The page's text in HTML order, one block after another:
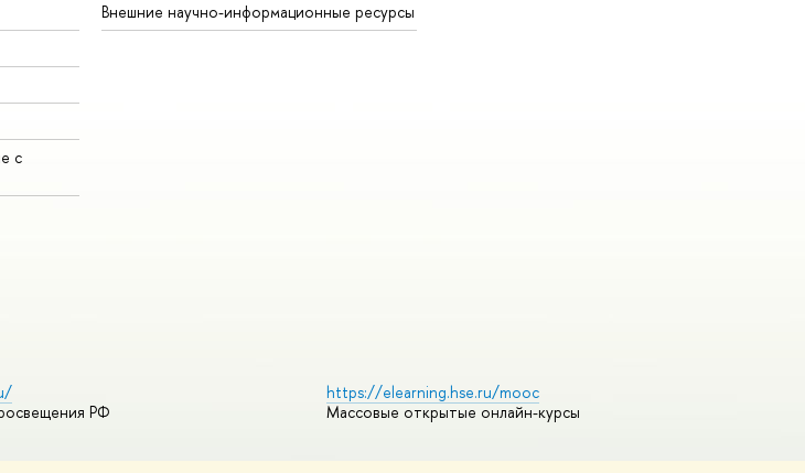
с
Внешние научно-информационные ресурсы
РФ
https://elearning.hse.ru/mooc
Массовые открытые онлайн-курсы